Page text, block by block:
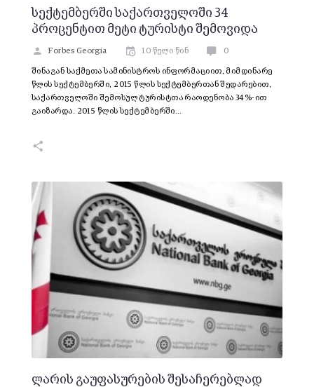
სექტემბერში საქართველოში 34
პროცენტით მეტი ტურისტი შემოვიდა
Forbes Georgia 10 წელი წინ 0
შინაგან საქმეთა სამინისტროს ინფორმაციით, მიმდინარე
წლის სექტემბერში, 2015 წლის სექტემბერთან შედარებით,
საქართველოში შემოსულ ტურისტთა რაოდენობა 34%-ით
გაიზარდა. 2015 წლის სექტემბერში…
ლარის გაუფასურების შესაჩერებლად